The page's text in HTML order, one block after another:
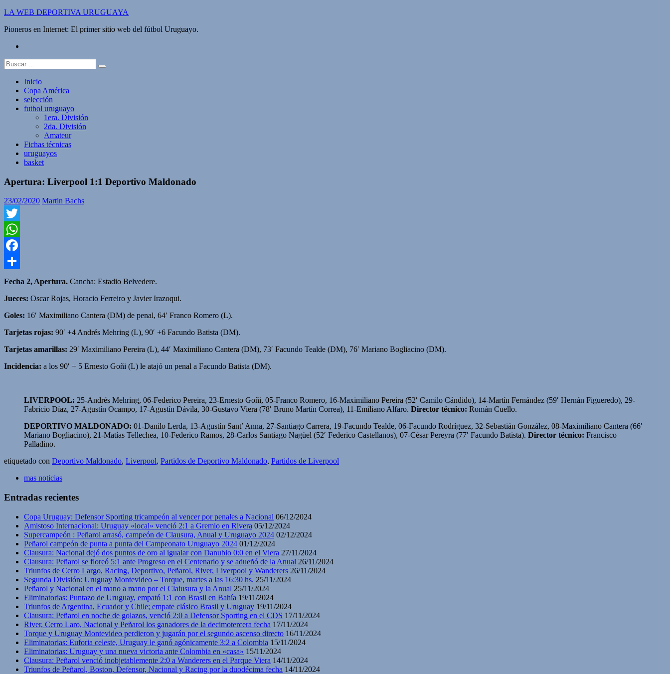
Saltar
contenido
LA WEB DEPORTIVA URUGUAYA
Pioneros en Internet: El primer sitio web del fútbol Uruguayo.
Buscar:
Inicio
Copa América
selección
futbol uruguayo
1era. División
2da. División
Amateur
Fichas técnicas
uruguayos
basket
Apertura: Liverpool 1:1 Deportivo Maldonado
23/02/2020 Martin Bachs
Twitter
WhatsApp
Facebook
Compartir
Fecha 2, Apertura. Cancha: Estadio Belvedere.
Jueces: Oscar Rojas, Horacio Ferreiro y Javier Irazoqui.
Goles: 16′ Maximiliano Cantera (DM) de penal, 64′ Franco Romero (L).
Tarjetas rojas: 90′ +4 Andrés Mehring (L), 90′ +6 Facundo Batista (DM).
Tarjetas amarillas: 29′ Maximiliano Pereira (L), 44′ Maximiliano Cantera (DM), 73′ Facundo Tealde (DM), 76′ Mariano Bogliacino (DM).
Incidencia: a los 90′ + 5 Ernesto Goñi (L) le atajó un penal a Facundo Batista (DM).
LIVERPOOL: 25-Andrés Mehring, 06-Federico Pereira, 23-Ernesto Goñi, 05-Franco Romero, 16-Maximiliano Pereira (52′ Camilo Cándido), 14-Martín Fernández (59′ Hernán Figueredo), 29-
Fabricio Díaz, 27-Agustín Ocampo, 17-Agustín Dávila, 30-Gustavo Viera (78′ Bruno Martín Correa), 11-Emiliano Alfaro. Director técnico: Román Cuello.
DEPORTIVO MALDONADO: 01-Danilo Lerda, 13-Agustín Sant’ Anna, 27-Santiago Carrera, 19-Facundo Tealde, 06-Facundo Rodríguez, 32-Sebastián González, 08-Maximiliano Cantera (66′
Mariano Bogliacino), 21-Matías Tellechea, 10-Federico Ramos, 28-Carlos Santiago Nagüel (52′ Federico Castellanos), 07-César Pereyra (77′ Facundo Batista). Director técnico: Francisco
Palladino.
etiquetado con Deportivo Maldonado, Liverpool, Partidos de Deportivo Maldonado, Partidos de Liverpool
mas noticias
Entradas recientes
Copa Uruguay: Defensor Sporting tricampeón al vencer por penales a Nacional 06/12/2024
Amistoso Internacional: Uruguay «local» venció 2:1 a Gremio en Rivera 05/12/2024
Supercampeón : Peñarol arrasó, campeón de Clausura, Anual y Uruguayo 2024 02/12/2024
Peñarol campeón de punta a punta del Campeonato Uruguayo 2024 01/12/2024
Clausura: Nacional dejó dos puntos de oro al igualar con Danubio 0:0 en el Viera 27/11/2024
Clausura: Peñarol se floreó 5:1 ante Progreso en el Centenario y se adueñó de la Anual 26/11/2024
Triunfos de Cerro Largo, Racing, Deportivo, Peñarol, River, Liverpool y Wanderers 26/11/2024
Segunda División: Uruguay Montevideo – Torque, martes a las 16:30 hs. 25/11/2024
Peñarol y Nacional en el mano a mano por el Claiusura y la Anual 25/11/2024
Eliminatorias: Puntazo de Uruguay, empató 1:1 con Brasil en Bahía 19/11/2024
Triunfos de Argentina, Ecuador y Chile; empate clásico Brasil y Uruguay 19/11/2024
Clausura: Peñarol en noche de golazos, venció 2:0 a Defensor Sporting en el CDS 17/11/2024
River, Cerro Laro, Nacional y Peñarol los ganadores de la decimotercera fecha 17/11/2024
Torque y Uruguay Montevideo perdieron y jugarán por el segundo ascenso directo 16/11/2024
Eliminatorias: Euforia celeste, Uruguay le ganó agónicamente 3:2 a Colombia 15/11/2024
Eliminatorias: Uruguay y una nueva victoria ante Colombia en «casa» 15/11/2024
Clausura: Peñarol venció inobjetablemente 2:0 a Wanderers en el Parque Viera 14/11/2024
Triunfos de Peñarol, Boston, Defensor, Nacional y Racing por la duodécima fecha 14/11/2024